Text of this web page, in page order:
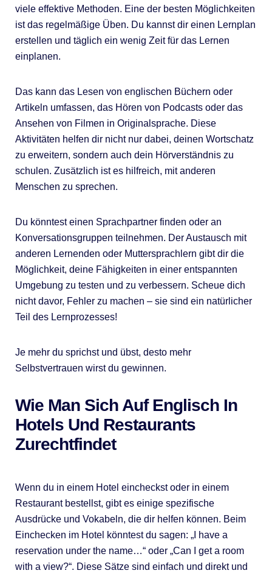
viele effektive Methoden. Eine der besten Möglichkeiten
ist das regelmäßige Üben. Du kannst dir einen Lernplan
erstellen und täglich ein wenig Zeit für das Lernen
einplanen.
Das kann das Lesen von englischen Büchern oder
Artikeln umfassen, das Hören von Podcasts oder das
Ansehen von Filmen in Originalsprache. Diese
Aktivitäten helfen dir nicht nur dabei, deinen Wortschatz
zu erweitern, sondern auch dein Hörverständnis zu
schulen. Zusätzlich ist es hilfreich, mit anderen
Menschen zu sprechen.
Du könntest einen Sprachpartner finden oder an
Konversationsgruppen teilnehmen. Der Austausch mit
anderen Lernenden oder Muttersprachlern gibt dir die
Möglichkeit, deine Fähigkeiten in einer entspannten
Umgebung zu testen und zu verbessern. Scheue dich
nicht davor, Fehler zu machen – sie sind ein natürlicher
Teil des Lernprozesses!
Je mehr du sprichst und übst, desto mehr
Selbstvertrauen wirst du gewinnen.
Wie Man Sich Auf Englisch In
Hotels Und Restaurants
Zurechtfindet
Wenn du in einem Hotel eincheckst oder in einem
Restaurant bestellst, gibt es einige spezifische
Ausdrücke und Vokabeln, die dir helfen können. Beim
Einchecken im Hotel könntest du sagen: „I have a
reservation under the name…“ oder „Can I get a room
with a view?“. Diese Sätze sind einfach und direkt und